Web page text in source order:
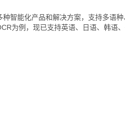
智能化产品和解决方案，支持多语
为例，现已支持英语、日语、韩语